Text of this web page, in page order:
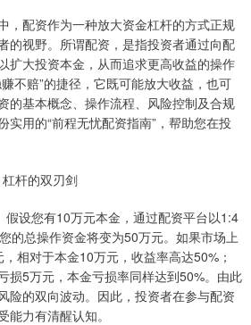
，配资作为一种放大资金杠杆的方式正规
的视野。所谓配资，是指投资者通过向配
扩大投资本金，从而追求更高收益的操作
不赔”的捷径，它既可能放大收益，也可
的基本概念、操作流程、风险控制及合规
实用的“前程无忧配资指南”，帮助您在投
杆的双刃剑
假设您有10万元本金，通过配资平台以1:4
的总操作资金将变为50万元。如果市场上
相对于本金10万元，收益率高达50%；
损5万元，本金亏损率同样达到50%。由此
险的双向波动。因此，投资者在参与配资
力有清醒认知。